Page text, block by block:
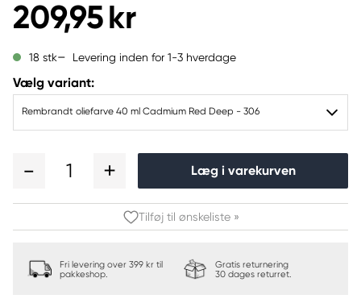
209,95 kr
18 stk Levering inden for 1-3 hverdage
Vælg variant:
Rembrandt oliefarve 40 ml Cadmium Red Deep - 306
1 Læg i varekurven
Tilføj til ønskeliste »
Fri levering over 399 kr til
pakkeshop.
Gratis returnering
30 dages returret.